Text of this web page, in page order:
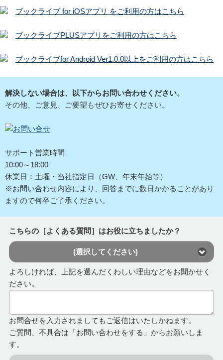
ブックライブ for iOSアプリ をご利用の方はこちら
ブックライブPLUSアプリをご利用の方はこちら
ブックライブfor Android Ver1.0.0以上をご利用の方はこちら
解決しない場合は、以下からお問い合わせください。
その他、ご意見、ご要望もぜひお寄せください。
サポート営業時間
10:00～18:00
休業日：土曜・当社指定日（GW、年末年始等）
※お問い合わせ内容により、回答までに数日かかることがあり
ますので何卒ご了承ください。
こちらの［よくある質問］はお役に立ちましたか？
(選択してください)
よろしければ、上記を選んだくわしい理由などをお聞かせく
ださい。
お問合せを入力されましてもご返信はいたしかねます。
ご質問、不具合は「お問い合わせをする」からお願いしま
す。